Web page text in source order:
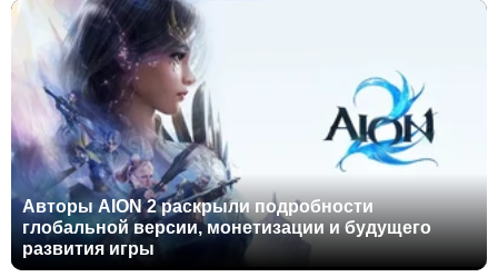
Авторы AION 2 раскрыли подробности
глобальной версии, монетизации и будущего
развития игры